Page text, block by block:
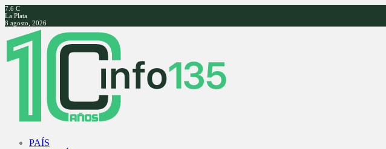
7.6 C
La Plata
8 agosto, 2026
Facebook
Twitter
Instagram
Youtube
PAÍS